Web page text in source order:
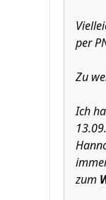
per
Zu
Ich
zum